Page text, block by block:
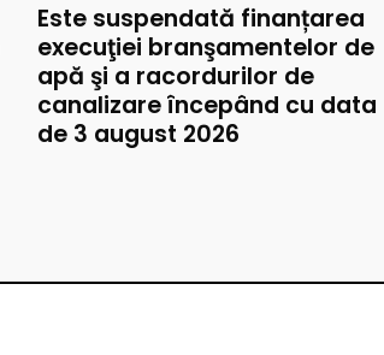
Este suspendată finanțarea
execuţiei branşamentelor de
apă şi a racordurilor de
canalizare începând cu data
de 3 august 2026